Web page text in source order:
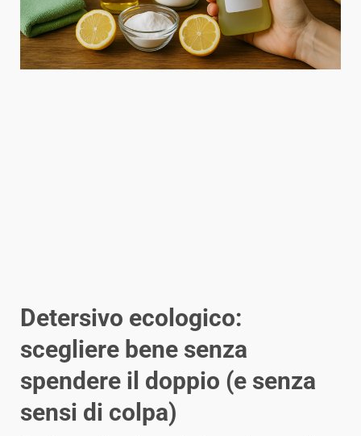
Detersivo ecologico:
scegliere bene senza
spendere il doppio (e senza
sensi di colpa)